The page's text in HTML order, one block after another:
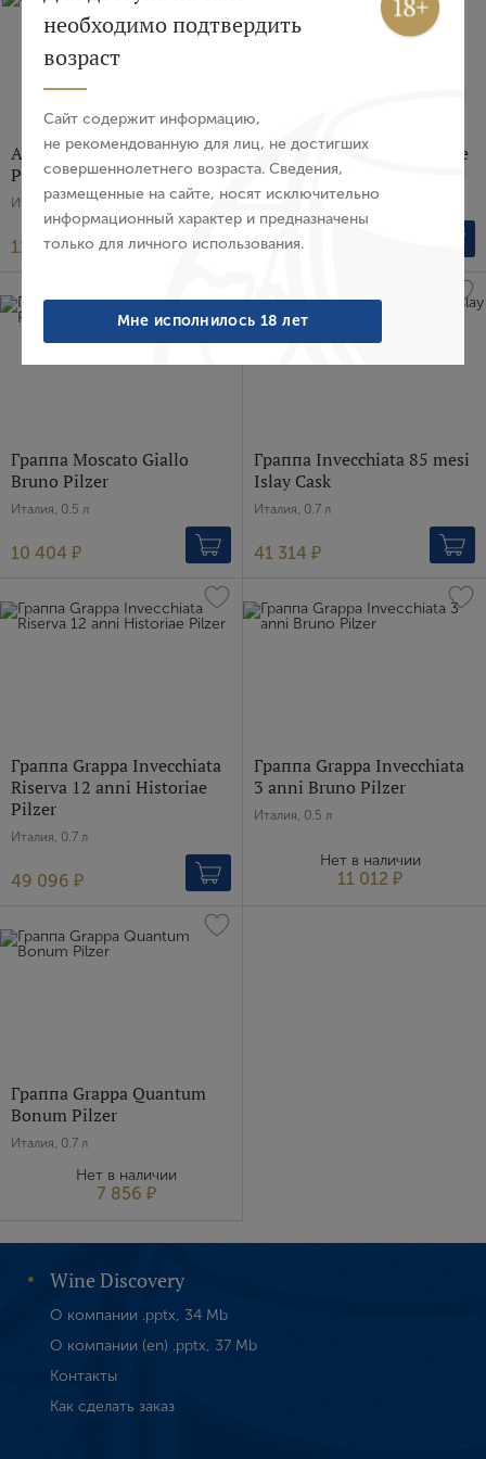
Аквавит Di Mele Cotogne
Pilzer
Италия, 0.5 л
11 230 ₽
Ром Di Montagna Historiae
Pilzer
Италия, 0.7 л
21 420 ₽
Граппа Moscato Giallo
Bruno Pilzer
Италия, 0.5 л
10 404 ₽
Граппа Invecchiata 85 mesi
Islay Cask
Италия, 0.7 л
41 314 ₽
Граппа Grappa Invecchiata
Riserva 12 anni Historiae
Pilzer
Италия, 0.7 л
49 096 ₽
Граппа Grappa Invecchiata
3 anni Bruno Pilzer
Италия, 0.5 л
Нет в наличии
11 012 ₽
Граппа Grappa Quantum
Bonum Pilzer
Италия, 0.7 л
Нет в наличии
7 856 ₽
Wine Discovery
О компании .pptx, 34 Mb
О компании (en) .pptx, 37 Mb
Контакты
Как сделать заказ
необходимо подтвердить
возраст
Сайт содержит информацию,
не рекомендованную для лиц, не достигших
совершеннолетнего возраста. Сведения,
размещенные на сайте, носят исключительно
информационный характер и предназначены
только для личного использования.
Мне исполнилось 18 лет
Пароль
Войти
Пароль
Я хочу получать инфромацию об акциях и купоны со
скидкой